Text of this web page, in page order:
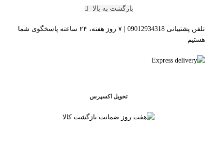
بازگشت به بالا
تلفن پشتیبانی 09012934318 | ۷ روز هفته، ۲۴ ساعته پاسخگوی شما
هستیم
تحویل اکسپرس